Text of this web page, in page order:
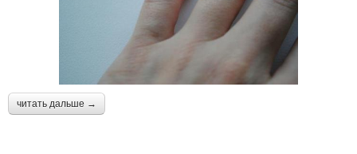
читать дальше →